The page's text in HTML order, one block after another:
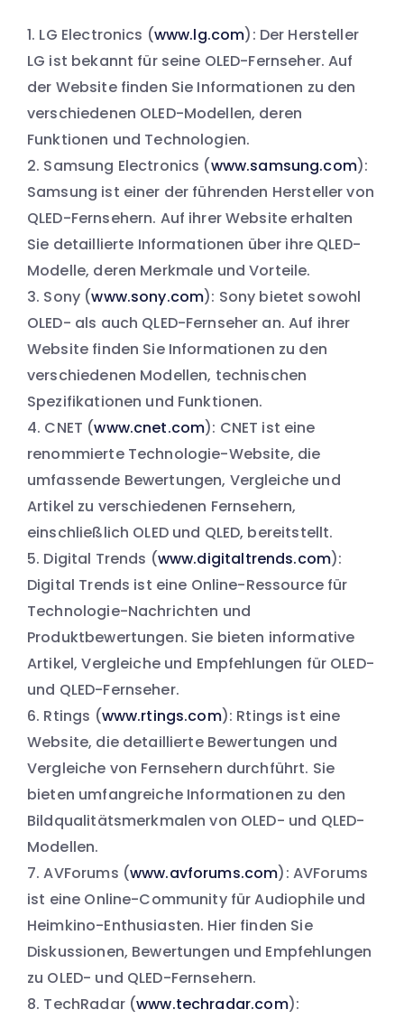
LG Electronics (www.lg.com): Der Hersteller
LG ist bekannt für seine OLED-Fernseher. Auf
der Website finden Sie Informationen zu den
verschiedenen OLED-Modellen, deren
Funktionen und Technologien.
Samsung Electronics (www.samsung.com):
Samsung ist einer der führenden Hersteller von
QLED-Fernsehern. Auf ihrer Website erhalten
Sie detaillierte Informationen über ihre QLED-
Modelle, deren Merkmale und Vorteile.
Sony (www.sony.com): Sony bietet sowohl
OLED- als auch QLED-Fernseher an. Auf ihrer
Website finden Sie Informationen zu den
verschiedenen Modellen, technischen
Spezifikationen und Funktionen.
CNET (www.cnet.com): CNET ist eine
renommierte Technologie-Website, die
umfassende Bewertungen, Vergleiche und
Artikel zu verschiedenen Fernsehern,
einschließlich OLED und QLED, bereitstellt.
Digital Trends (www.digitaltrends.com):
Digital Trends ist eine Online-Ressource für
Technologie-Nachrichten und
Produktbewertungen. Sie bieten informative
Artikel, Vergleiche und Empfehlungen für OLED-
und QLED-Fernseher.
Rtings (www.rtings.com): Rtings ist eine
Website, die detaillierte Bewertungen und
Vergleiche von Fernsehern durchführt. Sie
bieten umfangreiche Informationen zu den
Bildqualitätsmerkmalen von OLED- und QLED-
Modellen.
AVForums (www.avforums.com): AVForums
ist eine Online-Community für Audiophile und
Heimkino-Enthusiasten. Hier finden Sie
Diskussionen, Bewertungen und Empfehlungen
zu OLED- und QLED-Fernsehern.
TechRadar (www.techradar.com):